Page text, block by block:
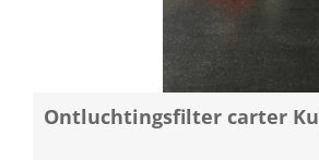
Ontluchtingsfilter carter